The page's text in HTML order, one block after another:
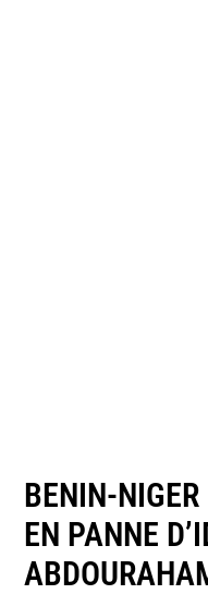
BENIN-
EN PANNE